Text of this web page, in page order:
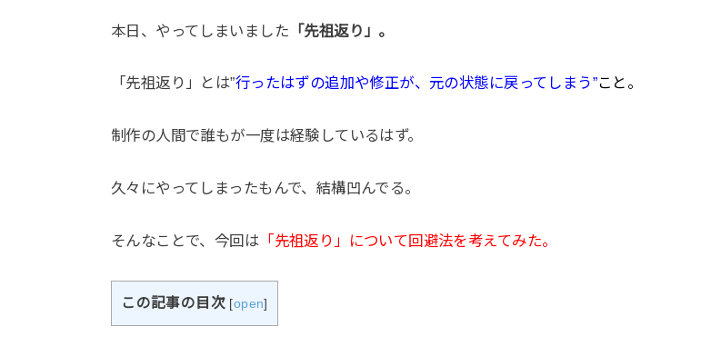
本日、やってしまいました 「先祖返り」。
「先祖返り」とは”行ったはずの追加や修正が、元の状態に戻ってしまう”こと。
制作の人間で誰もが一度は経験しているはず。
久々にやってしまったもんで、結構凹んでる。
そんなことで、今回は 「先祖返り」について回避法を考えてみた。
この記事の目次 [open]